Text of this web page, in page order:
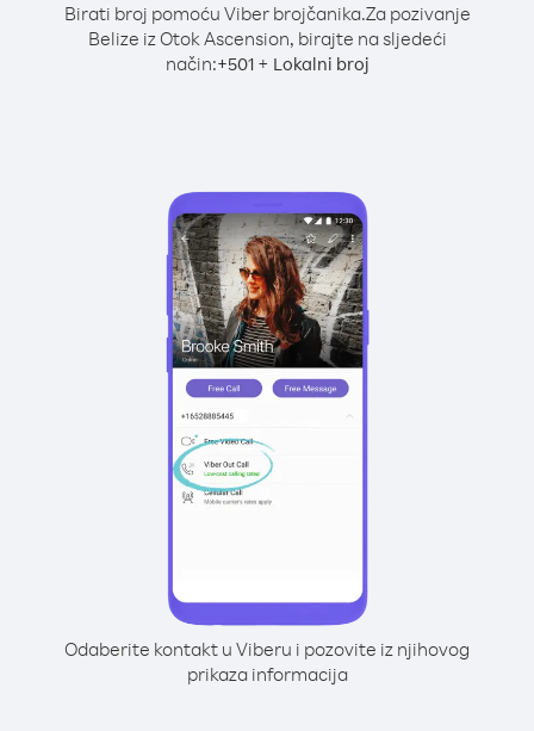
Birati broj pomoću Viber brojčanika.Za pozivanje
Belize iz Otok Ascension, birajte na sljedeći
način:+501+ Lokalni broj
Odaberite kontakt u Viberu i pozovite iz njihovog
prikaza informacija